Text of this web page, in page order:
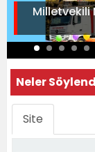
Milletvekili
Neler
Site